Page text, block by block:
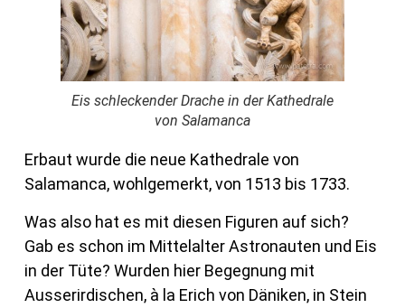
Eis schleckender Drache in der Kathedrale
von Salamanca
Erbaut wurde die neue Kathedrale von
Salamanca, wohlgemerkt, von 1513 bis 1733.
Was also hat es mit diesen Figuren auf sich?
Gab es schon im Mittelalter Astronauten und Eis
in der Tüte? Wurden hier Begegnung mit
Ausserirdischen, à la Erich von Däniken, in Stein